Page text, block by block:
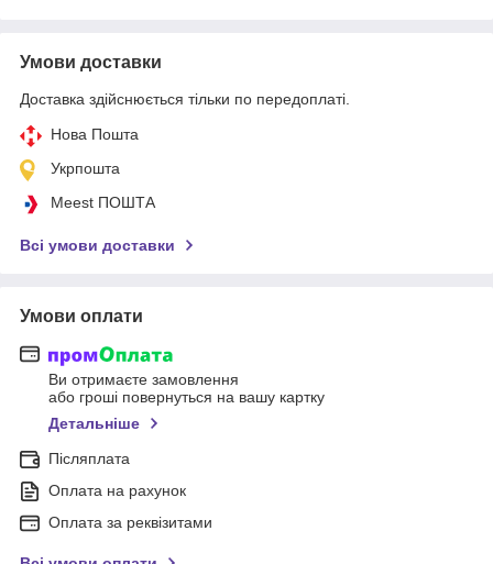
Умови доставки
Доставка здійснюється тільки по передоплаті.
Нова Пошта
Укрпошта
Meest ПОШТА
Всі умови доставки
Умови оплати
Ви отримаєте замовлення
або гроші повернуться на вашу картку
Детальніше
Післяплата
Оплата на рахунок
Оплата за реквізитами